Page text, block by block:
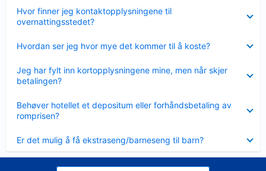
Hvor finner jeg kontaktopplysningene til
overnattingsstedet?
mindre
Hvordan ser jeg hvor mye det kommer til å koste?
mindre
Jeg har fylt inn kortopplysningene mine, men når skjer
betalingen?
mindre
Behøver hotellet et depositum eller forhåndsbetaling av
romprisen?
mindre
Er det mulig å få ekstraseng/barneseng til barn?
mindre